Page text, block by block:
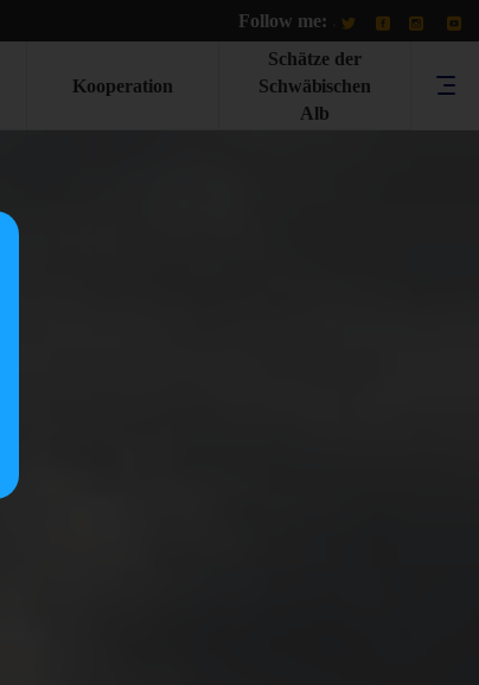
Follow me:
Kooperation
Schätze der
Schwäbischen
Alb